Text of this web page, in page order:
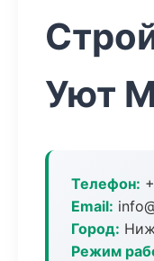
Уют
Телефон:
Email:
Город:
Режим